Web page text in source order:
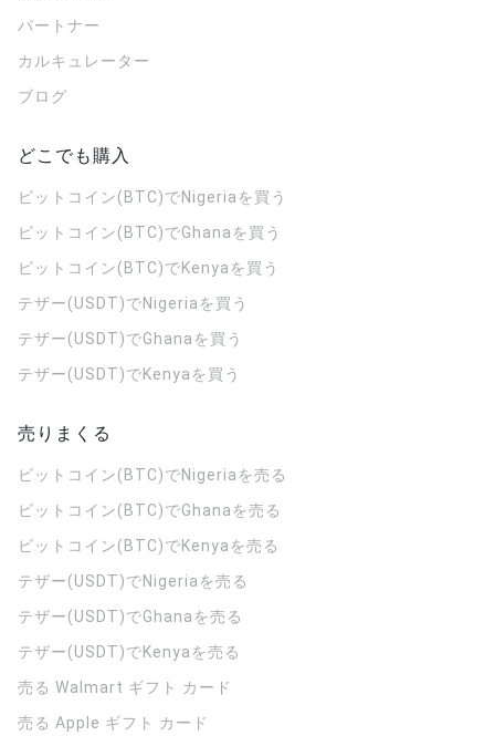
パートナー
カルキュレーター
ブログ
どこでも購入
ビットコイン(BTC)でNigeriaを買う
ビットコイン(BTC)でGhanaを買う
ビットコイン(BTC)でKenyaを買う
テザー(USDT)でNigeriaを買う
テザー(USDT)でGhanaを買う
テザー(USDT)でKenyaを買う
売りまくる
ビットコイン(BTC)でNigeriaを売る
ビットコイン(BTC)でGhanaを売る
ビットコイン(BTC)でKenyaを売る
テザー(USDT)でNigeriaを売る
テザー(USDT)でGhanaを売る
テザー(USDT)でKenyaを売る
売る Walmart ギフト カード
売る Apple ギフト カード